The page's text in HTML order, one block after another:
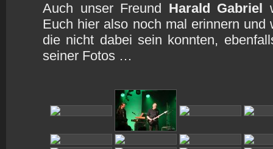
Auch unser Freund Harald Gabriel
Euch hier also noch mal erinnern und
die nicht dabei sein konnten,
seiner Fotos …